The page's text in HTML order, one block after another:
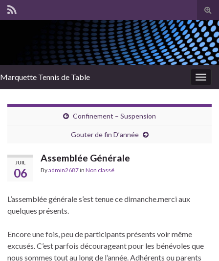
Marquette Tennis de Table
Confinement – Suspension
Gouter de fin D’année
JUIL
06
Assemblée Générale
Byadmin2687in Non classé
L’assemblée générale s’est tenue ce dimanche.merci aux
quelques présents.
Encore une fois, peu de participants présents voir même
excusés. C’est parfois décourageant pour les bénévoles que
nous sommes tout au long de l’année. Adhérents ou parents